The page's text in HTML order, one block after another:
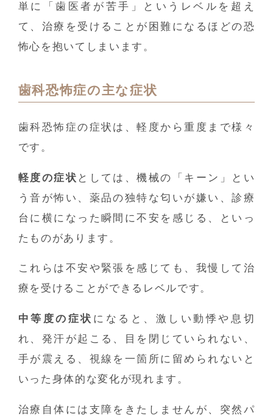
単に「歯医者が苦手」というレベルを超え
て、治療を受けることが困難になるほどの恐
怖心を抱いてしまいます。
歯科恐怖症の主な症状
歯科恐怖症の症状は、軽度から重度まで様々
です。
軽度の症状 としては、機械の「キーン」とい
う音が怖い、薬品の独特な匂いが嫌い、診療
台に横になった瞬間に不安を感じる、といっ
たものがあります。
これらは不安や緊張を感じても、我慢して治
療を受けることができるレベルです。
中等度の症状 になると、激しい動悸や息切
れ、発汗が起こる、目を閉じていられない、
手が震える、視線を一箇所に留められないと
いった身体的な変化が現れます。
治療自体には支障をきたしませんが、突然パ